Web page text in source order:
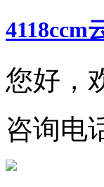
4118ccm
您好，
咨询电